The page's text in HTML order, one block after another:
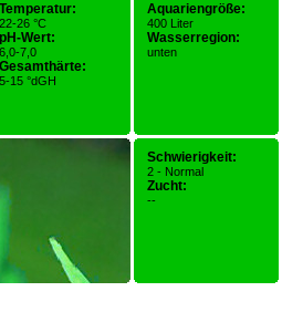
Temperatur:
22-26 °C
pH-Wert:
6,0-7,0
Gesamthärte:
5-15 °dGH
Aquariengröße:
400 Liter
Wasserregion:
unten
Schwierigkeit:
2 - Normal
Zucht:
--